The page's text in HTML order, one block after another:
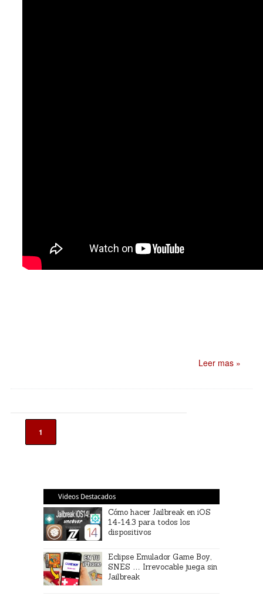
Leer mas »
1
Videos Destacados
Cómo hacer Jailbreak en iOS
14-14.3 para todos los
dispositivos
Eclipse Emulador Game Boy,
SNES … Irrevocable juega sin
Jailbreak